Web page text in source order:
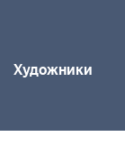
Художники